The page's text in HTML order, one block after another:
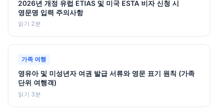
2026년 개정 유럽 ETIAS 및 미국 ESTA 비자 신청 시
영문명 입력 주의사항
읽기 2분
가족 여행
영유아 및 미성년자 여권 발급 서류와 영문 표기 원칙 (가족
단위 여행객)
읽기 3분